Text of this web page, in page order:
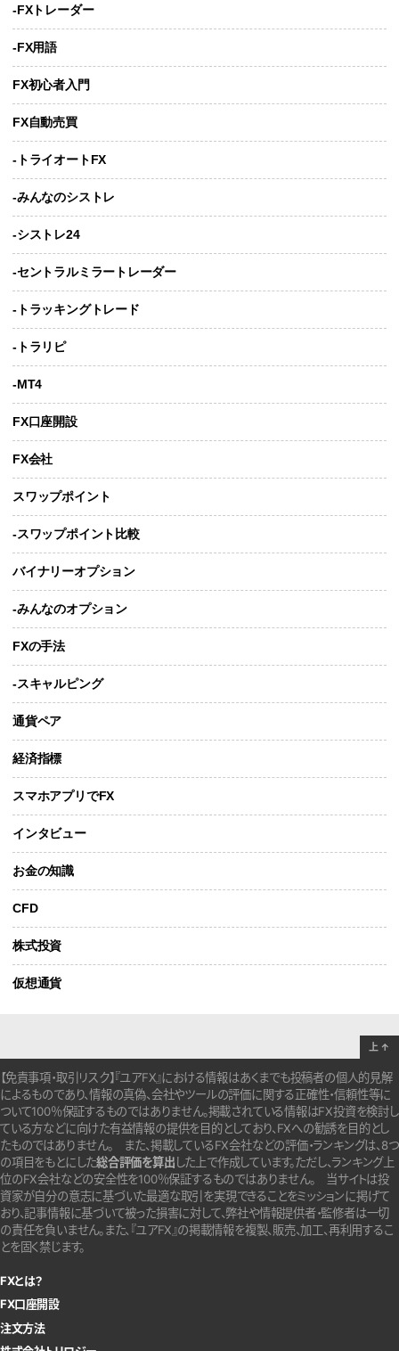
-FXトレーダー
-FX用語
FX初心者入門
FX自動売買
-トライオートFX
-みんなのシストレ
-シストレ24
-セントラルミラートレーダー
-トラッキングトレード
-トラリピ
-MT4
FX口座開設
FX会社
スワップポイント
-スワップポイント比較
バイナリーオプション
-みんなのオプション
FXの手法
-スキャルピング
通貨ペア
経済指標
スマホアプリでFX
インタビュー
お金の知識
CFD
株式投資
仮想通貨
【免責事項・取引リスク】『ユアFX』における情報はあくまでも投稿者の個人的見解
によるものであり、情報の真偽、会社やツールの評価に関する正確性・信頼性等に
ついて100％保証するものではありません。掲載されている情報はFX投資を検討し
ている方などに向けた有益情報の提供を目的としており、FXへの勧誘を目的とし
たものではありません。 また、掲載しているFX会社などの評価・ランキングは、8つ
の項目をもとにした総合評価を算出 した上で作成しています。ただし、ランキング上
位のFX会社などの安全性を100％保証するものではありません。
当サイトは投
資家が自分の意志に基づいた最適な取引を実現できることをミッションに掲げて
おり、記事情報に基づいて被った損害に対して、弊社や情報提供者・監修者は一切
の責任を負いません。また、『ユアFX』の掲載情報を複製、販売、加工、再利用するこ
とを固く禁じます。
FXとは？
FX口座開設
注文方法
上 ↑